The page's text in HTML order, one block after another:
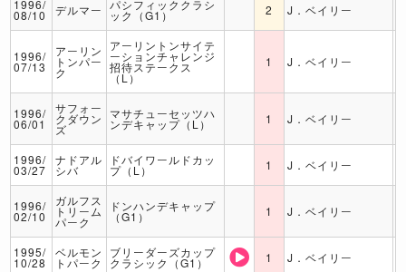
1996/
08/10 デルマー パシフィッククラシ
ック（G1） 2 J．ベイリー
1996/
07/13
アーリン
トンパー
ク
アーリントンサイテ
ーションチャレンジ
招待ステークス
（L）
1 J．ベイリー
1996/
06/01
サフォー
クダウン
ズ
マサチューセッツハ
ンデキャップ（L） 1 J．ベイリー
1996/
03/27
ナドアル
シバ
ドバイワールドカッ
プ（L） 1 J．ベイリー
1996/
02/10
ガルフス
トリーム
パーク
ドンハンデキャップ
（G1） 1 J．ベイリー
1995/
10/28
ベルモン
トパーク
ブリーダーズカップ
クラシック（G1） 1 J．ベイリー